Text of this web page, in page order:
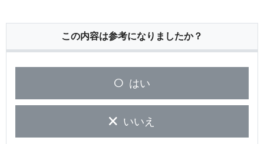
この内容は参考になりましたか？
はい
いいえ